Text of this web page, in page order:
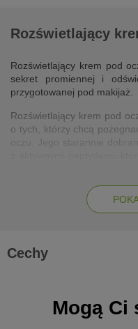
Rozświetlający
Rozświetlający krem pod
sekret promiennej i
przygotowanej pod makijaż.
Rozświetlający krem pod
o tych, którzy chcą
oczu. Jego starannie
wygładza skórę wokół
nawilżające składniki
hydratacji, chroniąc ją
Cechy
Mogą Ci